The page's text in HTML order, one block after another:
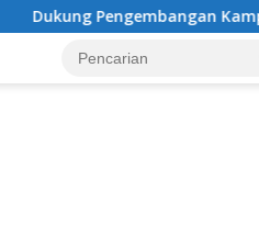
Kampus UNESA di